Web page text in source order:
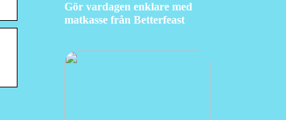
Gör vardagen enklare med
matkasse från Betterfeast